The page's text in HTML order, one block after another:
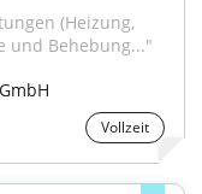
und Behebung..."
Vollzeit